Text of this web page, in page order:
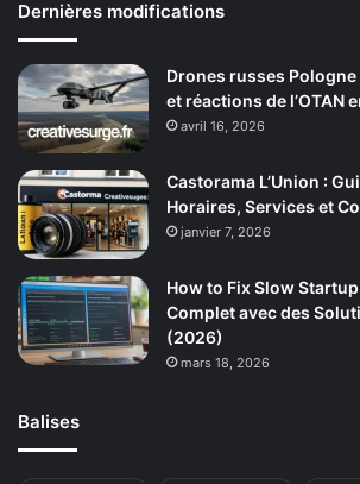
Dernières modifications
Drones russes
et réactions de l’OTAN
avril 16, 2026
Castorama L’Union :
Horaires, Services et
janvier 7, 2026
How to Fix Slow
Complet avec des
(2026)
mars 18, 2026
Balises